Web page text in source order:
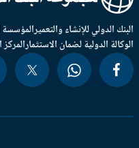
الدولي للإنشاء والتعميرالمؤسسة
الدولية لضمان الاستثمارالمركز